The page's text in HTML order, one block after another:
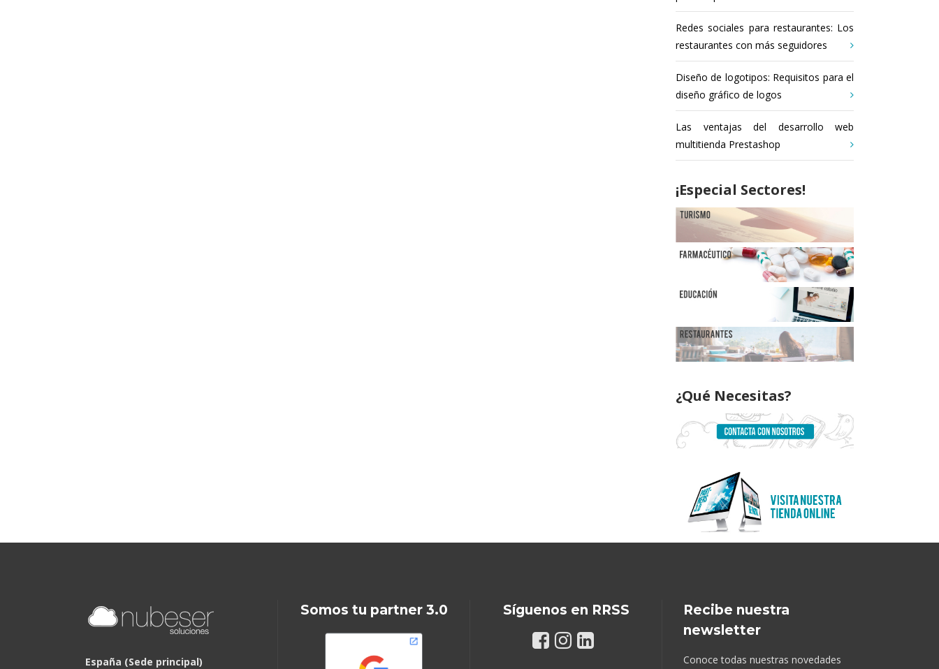
Redes sociales para restaurantes: Los
restaurantes con más seguidores
Diseño de logotipos: Requisitos para el
diseño gráfico de logos
Las ventajas del desarrollo web
multitienda Prestashop
¡Especial Sectores!
¿Qué Necesitas?
España (Sede principal)
Somos tu partner 3.0 Síguenos en RRSS
Recibe nuestra
newsletter
Conoce todas nuestras novedades